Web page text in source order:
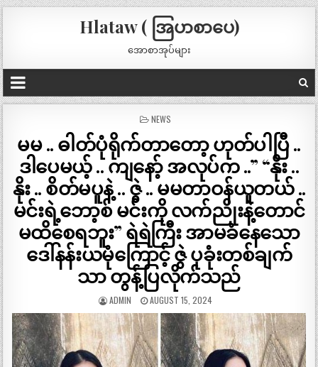
Hlataw ( အြပာစာပေ)
အောစာအုပ်များ
POSTED
NEWS
မမ .. ဓါတ်ပုံရိုက်တာတော့ ဟုတ်ပါပြီ ..
ဒါပေမယ့် .. ကျနော့် အလုပ်က ..” “နိုး ..
နိုး .. စိတ်မပူနဲ့ .. ဇွဲ .. မမတာဝန်ယူတယ် ..
မင်းရဲ့ဘော့စ် မင်းကို လက်ညိုးနဲ့တောင်
မထိစေရဘူး” ရဲရဲကြီး အာမခံနေသော
ဒေါ်နန်းယမုံကြောင့် ဇွဲ ပုခုံးတစ်ချက်
သာ တွန့်ပြလိုက်သည်
ADMIN AUGUST 15, 2024